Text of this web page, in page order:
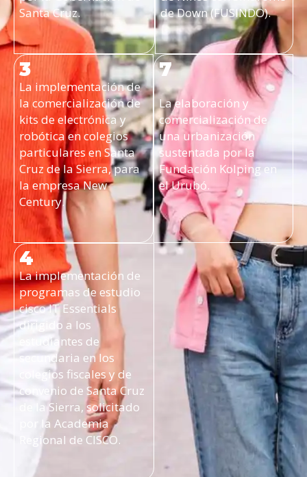
Santa Cruz.
de Down (FUSINDO).
3
La implementación de
la comercialización de
kits de electrónica y
robótica en colegios
particulares en Santa
Cruz de la Sierra, para
la empresa New
Century.
7
La elaboración y
comercialización de
una urbanización
sustentada por la
Fundación Kolping en
el Urubó.
4
La implementación de
programas de estudio
cisco IT Essentials
dirigido a los
estudiantes de
secundaria en los
colegios fiscales y de
convenio de Santa Cruz
de la Sierra, solicitado
por la Academia
Regional de CISCO.